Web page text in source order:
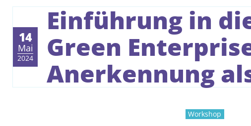
Angebote
Gründungsprogramm
Community
Events & News
14
Mai
2024
Einführung in
Green
Anerkennung
Workshop